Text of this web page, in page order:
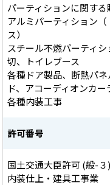
パーティションに関す
アルミパーティション
ス）
スチール不燃パーティ
切、トイレブース
各種ドア製品、断熱パ
ド、アコーディオンカー
各種内装工事
許可番号
国土交通大臣許可 (般-
内装仕上・建具工事業